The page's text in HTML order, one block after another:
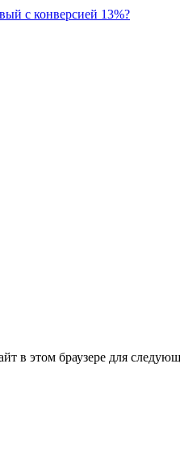
с конверсией 13%?
в этом браузере для